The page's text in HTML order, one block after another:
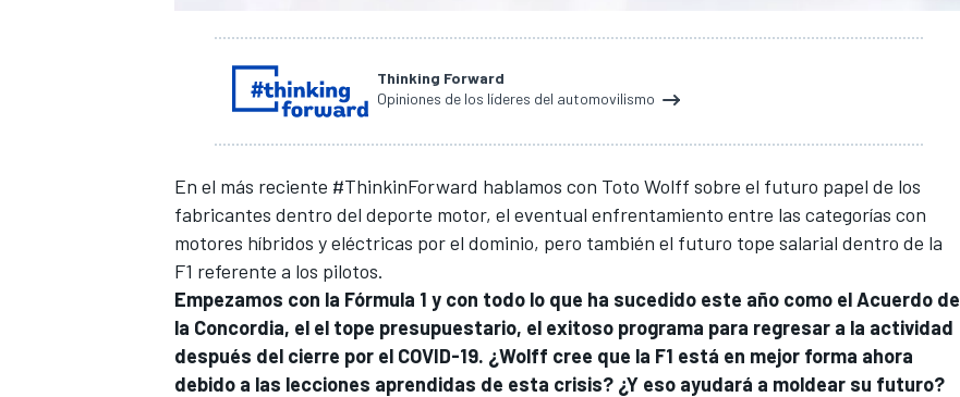
Thinking Forward
Opiniones de los líderes del automovilismo
En el más reciente #ThinkinForward hablamos con Toto Wolff sobre el futuro papel de los
fabricantes dentro del deporte motor, el eventual enfrentamiento entre las categorías con
motores híbridos y eléctricas por el dominio, pero también el futuro tope salarial dentro de la
F1 referente a los pilotos.
Empezamos con la Fórmula 1 y con todo lo que ha sucedido este año como el Acuerdo de
la Concordia, el el tope presupuestario, el exitoso programa para regresar a la actividad
después del cierre por el COVID-19. ¿Wolff cree que la F1 está en mejor forma ahora
debido a las lecciones aprendidas de esta crisis? ¿Y eso ayudará a moldear su futuro?